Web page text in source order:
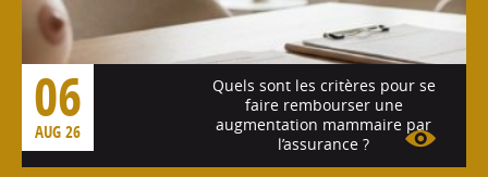
06
AUG 26
Quels sont les critères pour se
faire rembourser une
augmentation mammaire par
l’assurance ?